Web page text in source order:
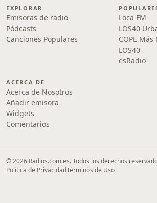
EXPLORAR
Emisoras de radio
Pódcasts
Canciones Populares
Loca FM
LOS40
COPE
LOS40
esRadio
ACERCA DE
Acerca de Nosotros
Añadir emisora
Widgets
Comentarios
© 2026 Radios.com.es. Todos los derechos
Política de PrivacidadTérminos de Uso